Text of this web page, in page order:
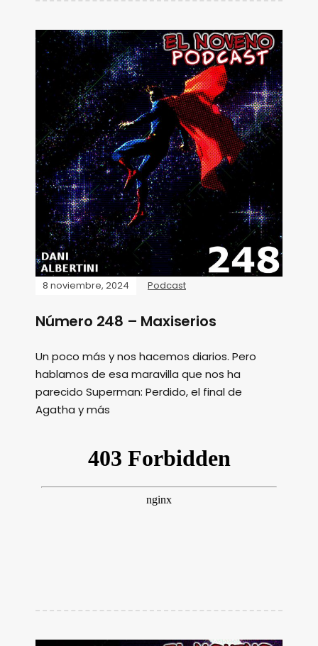
8 noviembre, 2024 Podcast
Número 248 – Maxiserios
Un poco más y nos hacemos diarios. Pero
hablamos de esa maravilla que nos ha
parecido Superman: Perdido, el final de
Agatha y más